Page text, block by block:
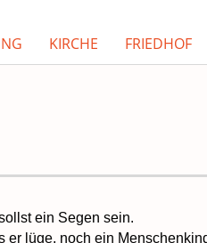
KIRCHE FRIEDHOF
ein Segen sein.
er lüge, noch ein